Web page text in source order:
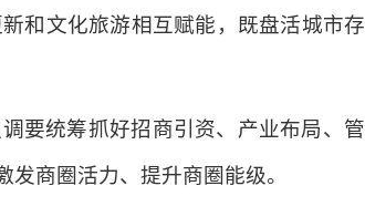
和文化旅游相互赋能，既盘活城市存
要统筹抓好招商引资、产业布局、管
商圈活力、提升商圈能级。